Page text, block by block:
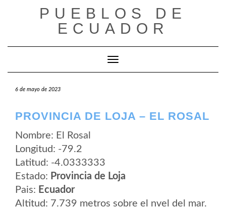
PUEBLOS DE
ECUADOR
Cambiar modo de navegación
6 de mayo de 2023
PROVINCIA DE LOJA – EL ROSAL
Nombre: El Rosal
Longitud: -79.2
Latitud: -4.0333333
Estado: Provincia de Loja
Pais: Ecuador
Altitud: 7.739 metros sobre el nvel del mar.